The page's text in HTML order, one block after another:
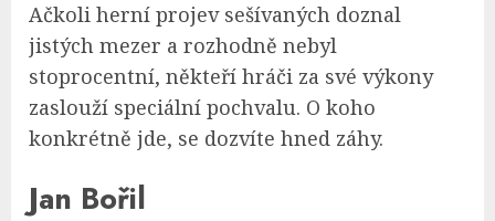
Ačkoli herní projev sešívaných doznal
jistých mezer a rozhodně nebyl
stoprocentní, někteří hráči za své výkony
zaslouží speciální pochvalu. O koho
konkrétně jde, se dozvíte hned záhy.
Jan Bořil